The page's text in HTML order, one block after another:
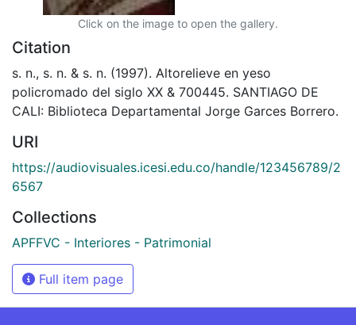
Click on the image to open the gallery.
Citation
s. n., s. n. & s. n. (1997). Altorelieve en yeso
policromado del siglo XX & 700445. SANTIAGO DE
CALI: Biblioteca Departamental Jorge Garces Borrero.
URI
https://audiovisuales.icesi.edu.co/handle/123456789/2
6567
Collections
APFFVC - Interiores - Patrimonial
Full item page